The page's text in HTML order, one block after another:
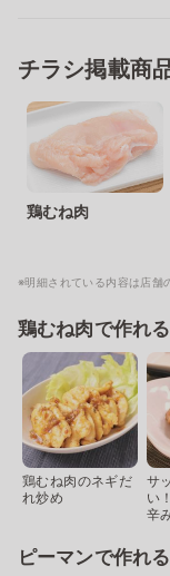
チラシ掲載商
鶏むね肉
※明細されている内容は店舗
鶏むね肉で作れ
鶏むね肉のネギだ
れ炒め
サ
い
辛
ピーマンで作れ